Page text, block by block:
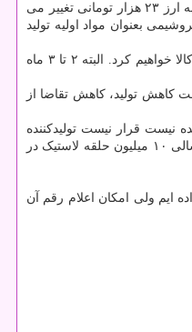
وی اضافه کرد: اگر فروشنده ای قیمت لاستیک سنگین را افزایش داده، اقدامش غیر قانونی است؛ وقتی دستمزد کارگر ۵۷ درصد افزایش می یابد یا مبنای حقوق گمرکی از ارز ۴۲۰۰ تومانی به ارز ۲۳ هزار تومانی تغییر می
بعنوان مواد اولیه تولید
سخنگوی انجمن تایر افزود: هنوز مجوز افزایش قیمت لاستیک به ما داده نشده و تا مادامی که مجوز آنرا نتوانیم دریافت نماییم، با قیمت های فعلی مبادرت به عرضه لاستیک سنگین در سامانه کالا خواهیم کرد. البته ۲ تا ۳ ماه
حلقه ساخته ایم؛ این میزان تولید به لحاظ تعداد حلقه ۸ و به لحاظ وزنی ۶ درصد کمتر از سال ۱۳۹۹ بوده است. علت کاهش تولید، کاهش تقاضا از
نیست قرار نیست تولیدکننده
پاسخگوی گرانفروشی واحدهای صنفی باشد؛ هیچ تبانی ای هم با فروشندگان لاستیک نداریم؛ تایرفروشان عمدتا از عمده فروشان تهیه می کنند؛ تولیدکننده هم امکان خرده فروشی ندارد؛ وقتی سالی ۱۰ میلیون حلقه لاستیک در
به ستاد تنظیم بازار داده ایم ولی امکان اعلام رقم آن